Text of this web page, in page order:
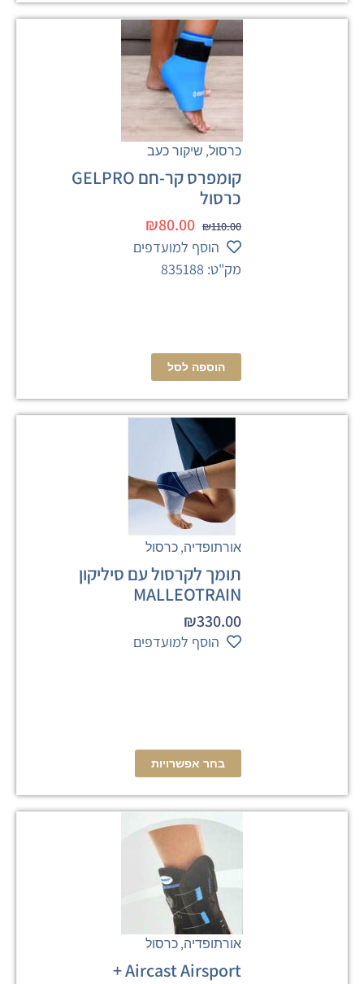
כרסול, שיקור כעב
קומפרס קר-חם GELPRO
כרסול
₪110.00
₪80.00
הוסף למועדפים
מק"ט: 835188
הוספה לסל
אורתופדיה, כרסול
תומך לקרסול עם סיליקון
MALLEOTRAIN
₪330.00
הוסף למועדפים
בחר אפשרויות
אורתופדיה, כרסול
Aircast Airsport +